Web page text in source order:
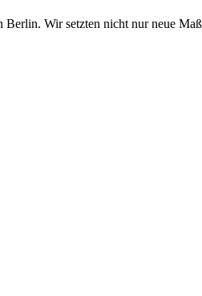
Wir setzten nicht nur neue